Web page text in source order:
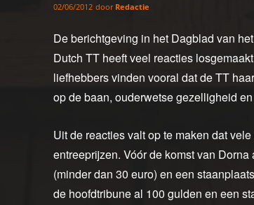
02/06/2012 door Redactie
De berichtgeving in het Dagblad van
Dutch TT heeft veel reacties
liefhebbers vinden vooral dat de TT
op de baan, ouderwetse gezelligheid
Uit de reacties valt op te maken dat
entreeprijzen. Vóór de komst van
(minder dan 30 euro) en een
de hoofdtribune al 100 gulden en een